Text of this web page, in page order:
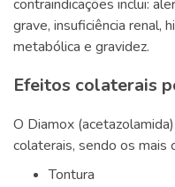
contraindicações inclui:
grave, insuficiência renal,
metabólica e gravidez.
Efeitos colaterais
O Diamox
colaterais, sendo os mais
Tontura